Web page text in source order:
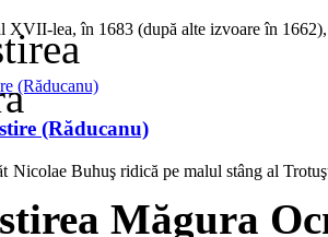
XVII-lea, în 1683 (după alte izvoare în
(Răducanu)
Nicolae Buhuş ridică pe malul stâng al
Măgura